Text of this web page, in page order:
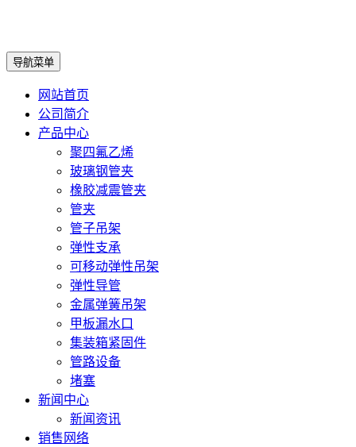
导航菜单
网站首页
公司简介
产品中心
聚四氟乙烯
玻璃钢管夹
橡胶减震管夹
管夹
管子吊架
弹性支承
可移动弹性吊架
弹性导管
金属弹簧吊架
甲板漏水口
集装箱紧固件
管路设备
堵塞
新闻中心
新闻资讯
销售网络